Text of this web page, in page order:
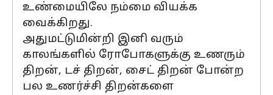
உண்மையிலே நம்மை வியக்க
வைக்கிறது.
அதுமட்டுமின்றி இனி வரும்
காலங்களில் ரோபோகளுக்கு உணரும்
திறன், டச் திறன், சைட் திறன் போன்ற
பல உணர்ச்சி திறன்களை